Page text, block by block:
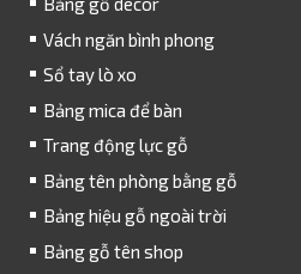
Vách ngăn bình phong
Sổ tay lò xo
Bảng mica để bàn
Trang động lực gỗ
Bảng tên phòng bằng gỗ
Bảng hiệu gỗ ngoài trời
Bảng gỗ tên shop